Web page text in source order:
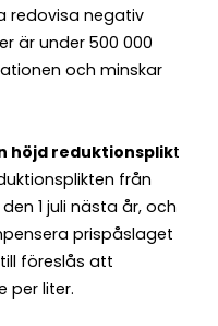
redovisa negativ
är under 500 000
och minskar
höjd reduktionsplikt
från
1 juli nästa år, och
prispåslaget
föreslås att
per liter.